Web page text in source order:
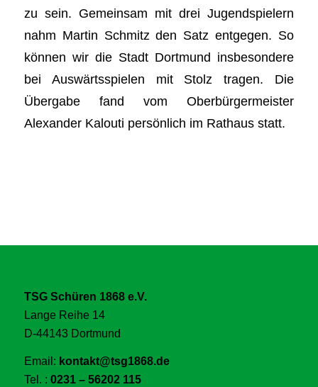
zu sein. Gemeinsam mit drei Jugendspielern
nahm Martin Schmitz den Satz entgegen. So
können wir die Stadt Dortmund insbesondere
bei Auswärtsspielen mit Stolz tragen. Die
Übergabe fand vom Oberbürgermeister
Alexander Kalouti persönlich im Rathaus statt.
TSG Schüren 1868 e.V.
Lange Reihe 14
D-44143 Dortmund
Email: kontakt@tsg1868.de
Tel. : 0231 – 56202 115